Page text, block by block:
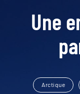
Une
Arctique